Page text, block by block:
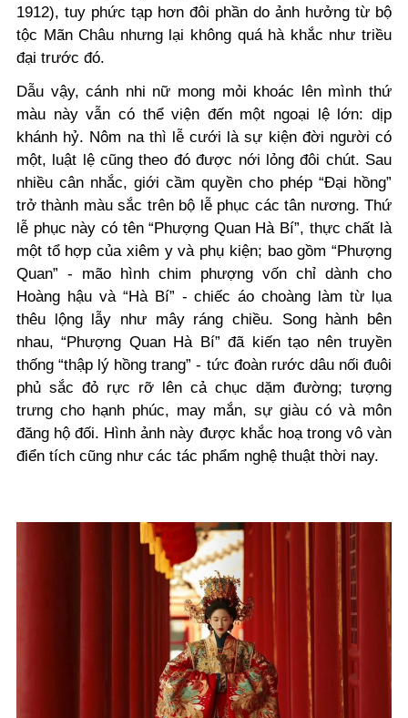
1912), tuy phức tạp hơn đôi phần do ảnh hưởng từ bộ
tộc Mãn Châu nhưng lại không quá hà khắc như triều
đại trước đó.
Dẫu vậy, cánh nhi nữ mong mỏi khoác lên mình thứ
màu này vẫn có thể viện đến một ngoại lệ lớn: dịp
khánh hỷ. Nôm na thì lễ cưới là sự kiện đời người có
một, luật lệ cũng theo đó được nới lỏng đôi chút. Sau
nhiều cân nhắc, giới cầm quyền cho phép “Đại hồng”
trở thành màu sắc trên bộ lễ phục các tân nương. Thứ
lễ phục này có tên “Phượng Quan Hà Bí”, thực chất là
một tổ hợp của xiêm y và phụ kiện; bao gồm “Phượng
Quan” - mão hình chim phượng vốn chỉ dành cho
Hoàng hậu và “Hà Bí” - chiếc áo choàng làm từ lụa
thêu lộng lẫy như mây ráng chiều. Song hành bên
nhau, “Phượng Quan Hà Bí” đã kiến tạo nên truyền
thống “thập lý hồng trang” - tức đoàn rước dâu nối đuôi
phủ sắc đỏ rực rỡ lên cả chục dặm đường; tượng
trưng cho hạnh phúc, may mắn, sự giàu có và môn
đăng hộ đối. Hình ảnh này được khắc hoạ trong vô vàn
điển tích cũng như các tác phẩm nghệ thuật thời nay.